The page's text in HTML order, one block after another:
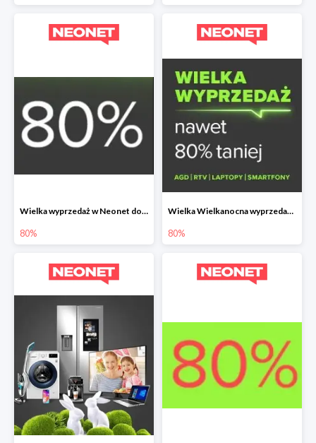
Wielka wyprzedaż w Neonet do -80%
80%
Wielka Wielkanocna wyprzedaż w Neonet do -80%
80%